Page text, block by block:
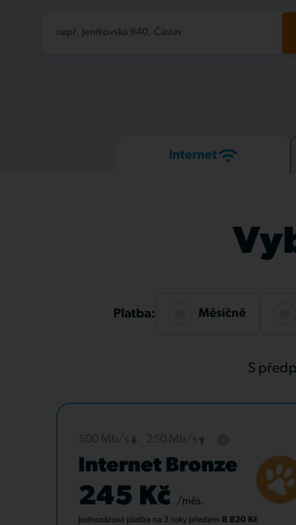
např. Jeníkovská 940, Čáslav
Internet
Platba: Měsíčně
S
Internet Bronze
245 Kč /měs.
Jednorázová platba na 3 rokypředem 8 820 Kč